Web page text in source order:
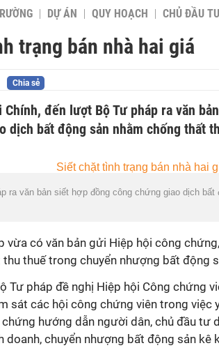
DỰ ÁN QUY HOẠCH CHỦ ĐẦU
trạng bán nhà hai giá
Chia sẻ
Chính, đến lượt Bộ Tư pháp ra văn
dịch bất động sản nhằm chống thất
ra văn bản siết hợp đồng công chứng giao dịch bất
vừa có văn bản gửi Hiệp hội công
thuế trong chuyển nhượng bất động
Tư pháp đề nghị Hiệp hội Công chứng
sát các hội công chứng viên trong việc
hướng dẫn người dân, chủ đầu tư
doanh, chuyển nhượng bất động sản kê